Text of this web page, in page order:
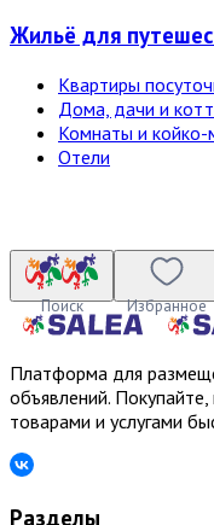
Жильё для
Квартиры
Дома, дачи и
Комнаты и койко-
Отели
Поиск Избранное
Платформа для
объявлений.
товарами и услугами
Разделы